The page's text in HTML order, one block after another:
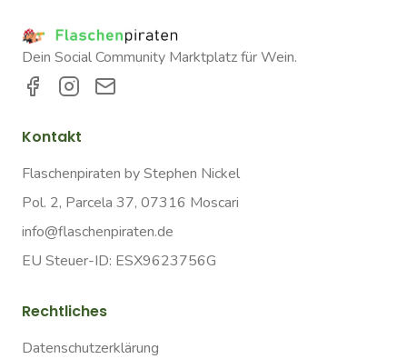
Dein Social Community Marktplatz für Wein.
Kontakt
Flaschenpiraten by Stephen Nickel
Pol. 2, Parcela 37, 07316 Moscari
info@flaschenpiraten.de
EU Steuer-ID: ESX9623756G
Rechtliches
Datenschutzerklärung